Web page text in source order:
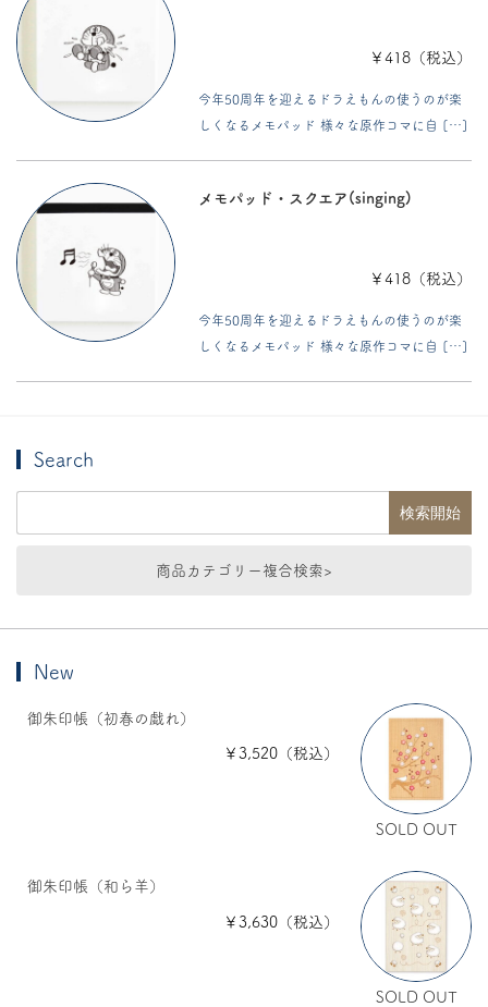
￥418（税込）
今年50周年を迎えるドラえもんの使うのが楽
しくなるメモパッド 様々な原作コマに自 […]
メモパッド・スクエア(singing)
￥418（税込）
今年50周年を迎えるドラえもんの使うのが楽
しくなるメモパッド 様々な原作コマに自 […]
Search
商品カテゴリー複合検索>
New
SOLD OUT
御朱印帳（初春の戯れ）
￥3,520（税込）
SOLD OUT
御朱印帳（和ら羊）
￥3,630（税込）